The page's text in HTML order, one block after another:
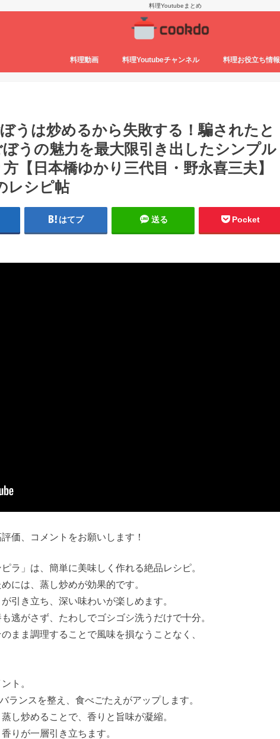
料理Youtubeまとめ
料理動画 料理Youtubeチャンネル 料理お役立ち情報
うは炒めるから失敗する！騙されたと
うの魅力を最大限引き出したシンプル
【日本橋ゆかり三代目・野永喜三夫】
レシピ帖
はてブ 送る Pocket
価、コメントをお願いします！
ラ」は、簡単に美味しく作れる絶品レシピ。
には、蒸し炒めが効果的です。
引き立ち、深い味わいが楽しめます。
逃がさず、たわしでゴシゴシ洗うだけで十分。
まま調理することで風味を損なうことなく、
ト。
ランスを整え、食べごたえがアップします。
し炒めることで、香りと旨味が凝縮。
りが一層引き立ちます。